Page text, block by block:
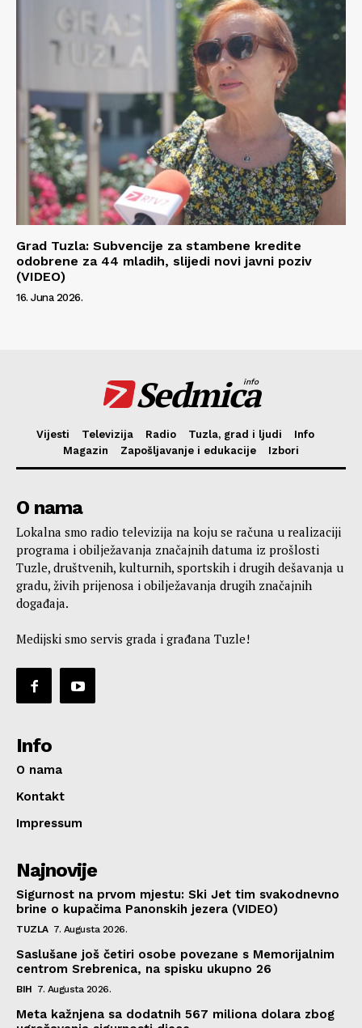
Grad Tuzla: Subvencije za stambene kredite
odobrene za 44 mladih, slijedi novi javni poziv
(VIDEO)
16. Juna 2026.
Sedmica
info
Vijesti Televizija Radio Tuzla, grad i ljudi
Info
Magazin
Zapošljavanje i edukacije Izbori
O nama
Lokalna smo radio televizija na koju se računa u realizaciji
programa i obilježavanja značajnih datuma iz prošlosti
Tuzle, društvenih, kulturnih, sportskih i drugih dešavanja u
gradu, živih prijenosa i obilježavanja drugih značajnih
događaja.
Medijski smo servis grada i građana Tuzle!
Info
O nama
Kontakt
Impressum
Najnovije
Sigurnost na prvom mjestu: Ski Jet tim svakodnevno
brine o kupačima Panonskih jezera (VIDEO)
TUZLA 7. Augusta 2026.
Saslušane još četiri osobe povezane s Memorijalnim
centrom Srebrenica, na spisku ukupno 26
BIH 7. Augusta 2026.
Meta kažnjena sa dodatnih 567 miliona dolara zbog